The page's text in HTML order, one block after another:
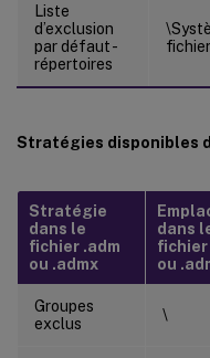
Liste
d’exclusion
par défaut -
répertoires
Stratégies disponibles
Stratégie
dans le
fichier .adm
ou .admx
dans
fichier
ou
Groupes
exclus
\